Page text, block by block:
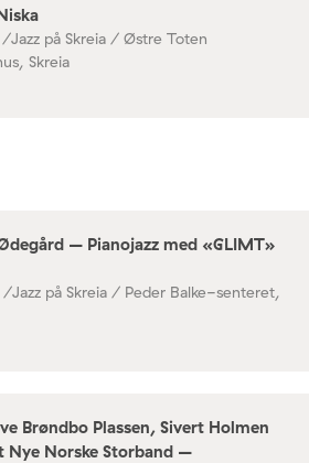
/Jazz på Skreia / Østre Toten
Skreia
– Pianojazz med «GLIMT»
/Jazz på Skreia / Peder Balke-senteret,
Brøndbo Plassen, Sivert Holmen
Nye Norske Storband –